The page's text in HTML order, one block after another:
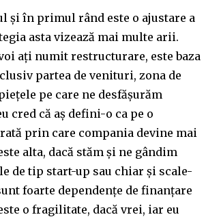
și în primul rând este o ajustare a
asta vizează mai multe arii.
ați numit restructurare, este baza
partea de venituri, zona de
pe care ne desfășurăm
cred că aș defini-o ca pe o
prin care compania devine mai
alta, dacă stăm și ne gândim
de tip start-up sau chiar și scale-
foarte dependențe de finanțare
o fragilitate, dacă vrei, iar eu